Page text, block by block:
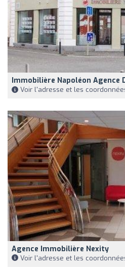
Immobilière Napoléon Agence
Voir l'adresse et les
Agence Immobilière Nexity
Voir l'adresse et les